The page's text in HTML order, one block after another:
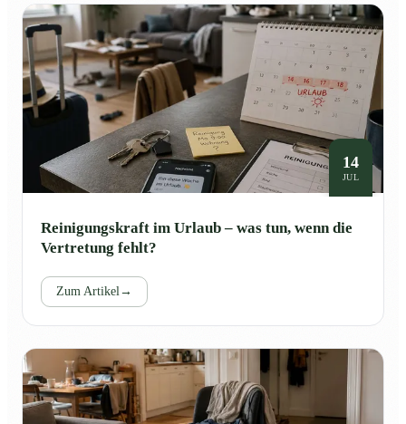
14
JUL
Reinigungskraft im Urlaub – was tun, wenn die
Vertretung fehlt?
Zum Artikel→